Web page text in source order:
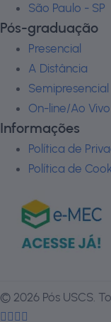
São Paulo - SP
Pós-graduação
Presencial
A Distância
Semipresencial
On-line/Ao Vivo
Informações
Política de
Política de
© 2026 Pós USCS.